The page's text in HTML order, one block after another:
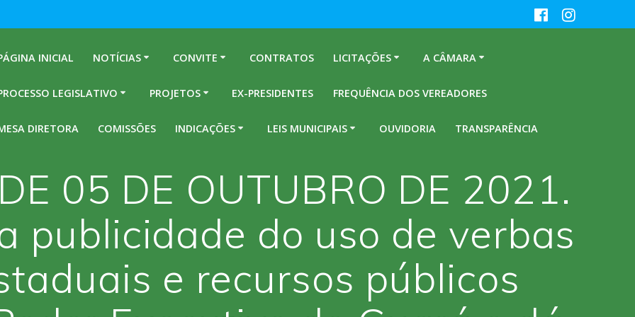
INICIAL NOTÍCIAS CONVITE CONTRATOS LICITAÇÕES A CÂMARA
LEGISLATIVO PROJETOS EX-PRESIDENTES FREQUÊNCIA DOS VEREADORES
DIRETORA COMISSÕES INDICAÇÕES LEIS MUNICIPAIS OUVIDORIA TRANSPARÊNCIA
05 DE OUTUBRO DE 2021.
publicidade do uso de verbas
e recursos públicos